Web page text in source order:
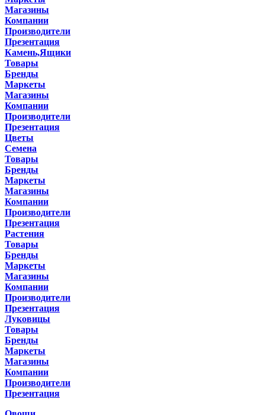
Магазины
Компании
Производители
Презентация
Камень,Ящики
Товары
Бренды
Маркеты
Магазины
Компании
Производители
Презентация
Цветы
Семена
Товары
Бренды
Маркеты
Магазины
Компании
Производители
Презентация
Растения
Товары
Бренды
Маркеты
Магазины
Компании
Производители
Презентация
Луковицы
Товары
Бренды
Маркеты
Магазины
Компании
Производители
Презентация